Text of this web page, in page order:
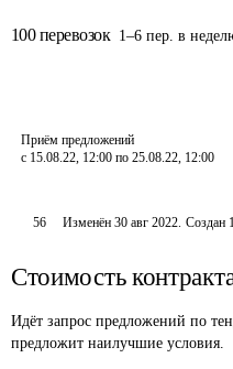
100 перевозок 1–6 пер. в
Приём предложений
с 15.08.22, 12:00 по 25.08.22, 12:00
56 Изменён30 авг 2022. Создан
Стоимость
Идёт запрос предложений по
предложит наилучшие условия.